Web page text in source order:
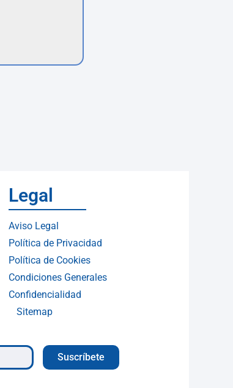
Legal
Aviso Legal
Política de Privacidad
Política de Cookies
Condiciones Generales
Confidencialidad
Sitemap
Suscríbete